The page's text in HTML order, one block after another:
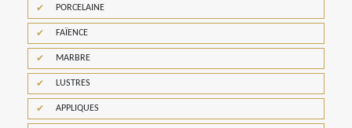
PORCELAINE
FAÏENCE
MARBRE
LUSTRES
APPLIQUES